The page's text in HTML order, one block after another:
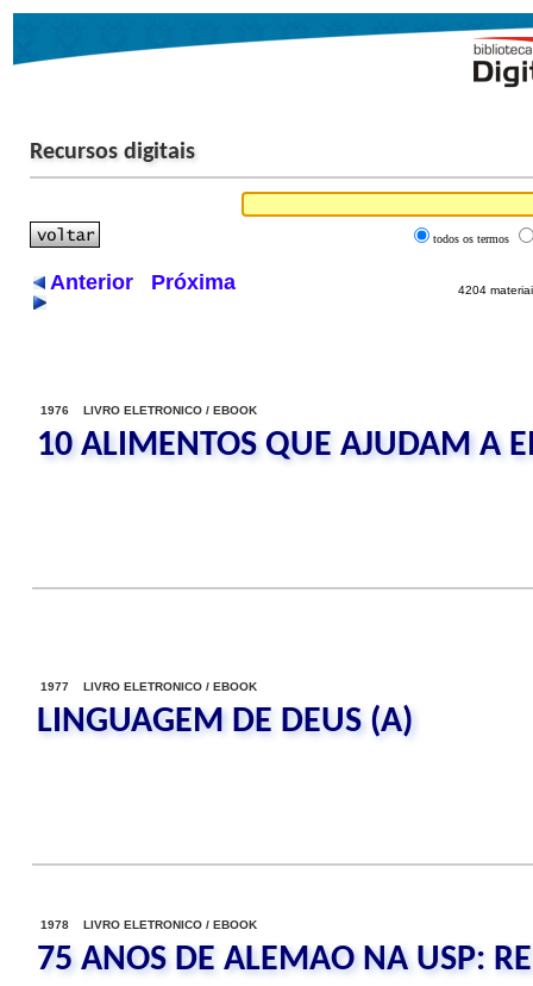
Recursos digitais
todos os termos
Anterior Próxima 4204
1976 LIVRO ELETRONICO / EBOOK
10 ALIMENTOS QUE AJUDAM A
1977 LIVRO ELETRONICO / EBOOK
LINGUAGEM DE DEUS (A)
1978 LIVRO ELETRONICO / EBOOK
75 ANOS DE ALEMAO NA USP: